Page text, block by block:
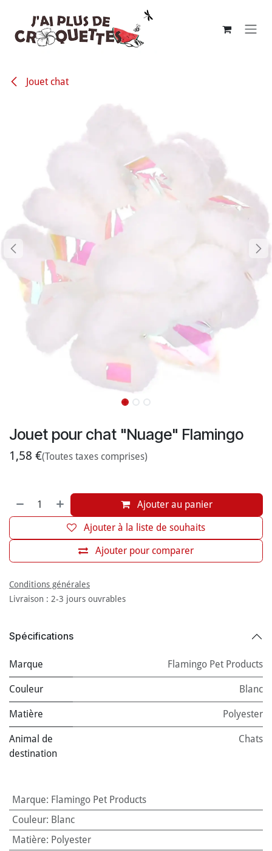
Jouet chat
Jouet pour chat "Nuage" Flamingo
1,58 €(Toutes taxes comprises)
Ajouter au panier
Ajouter pour comparer
Ajouter à la liste de souhaits
Conditions générales
Livraison : 2-3 jours ouvrables
Spécifications
Marque Flamingo Pet Products
Couleur Blanc
Matière Polyester
Animal de
destination
Chats
Marque: Flamingo Pet Products
Couleur: Blanc
Matière: Polyester